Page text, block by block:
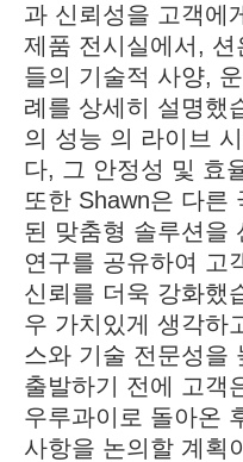
과 신뢰성을 고객에
제품 전시실에서, 션
들의 기술적 사양,
례를 상세히 설명했
의 성능 의 라이브
다, 그 안정성 및 효
또한 Shawn은 다른
된 맞춤형 솔루션을
연구를 공유하여 고
신뢰를 더욱 강화했
우 가치있게 생각하
스와 기술 전문성을
출발하기 전에 고객
우루과이로 돌아온
사항을 논의할 계획